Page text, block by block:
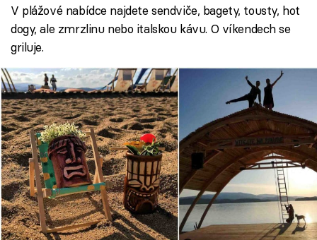
V plážové nabídce najdete sendviče, bagety, tousty, hot
dogy, ale zmrzlinu nebo italskou kávu. O víkendech se
griluje.